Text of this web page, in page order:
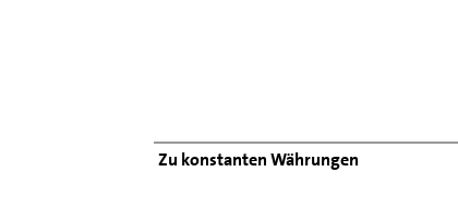
Zu konstanten Währungen